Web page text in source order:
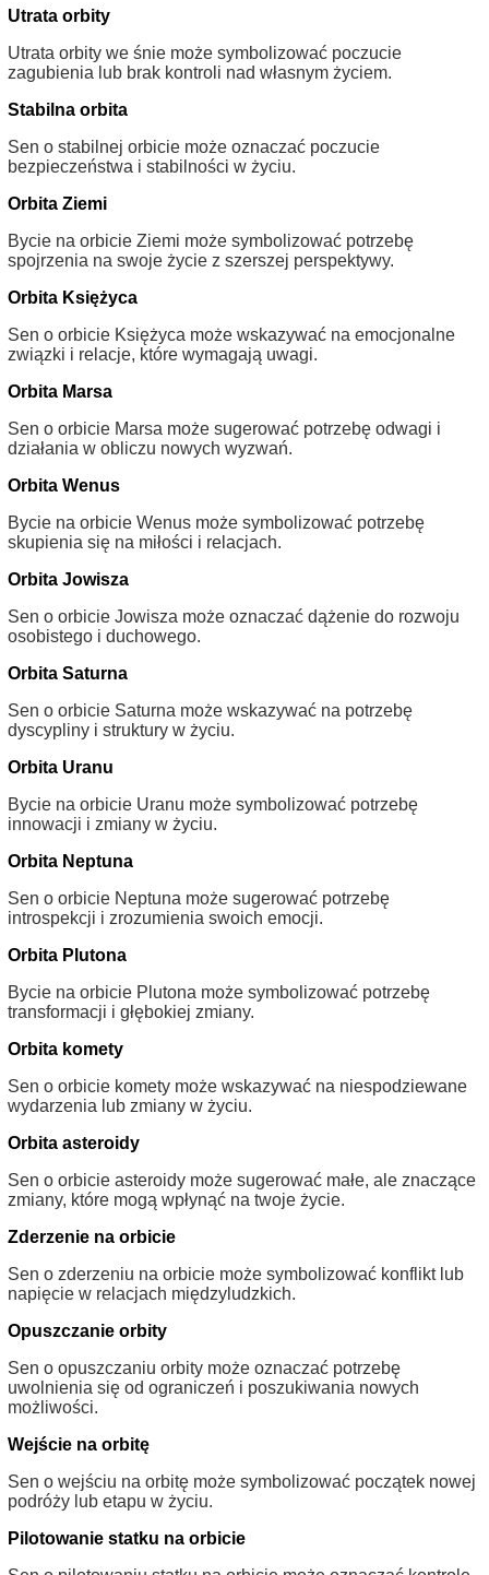
Utrata orbity
Utrata orbity we śnie może symbolizować poczucie
zagubienia lub brak kontroli nad własnym życiem.
Stabilna orbita
Sen o stabilnej orbicie może oznaczać poczucie
bezpieczeństwa i stabilności w życiu.
Orbita Ziemi
Bycie na orbicie Ziemi może symbolizować potrzebę
spojrzenia na swoje życie z szerszej perspektywy.
Orbita Księżyca
Sen o orbicie Księżyca może wskazywać na emocjonalne
związki i relacje, które wymagają uwagi.
Orbita Marsa
Sen o orbicie Marsa może sugerować potrzebę odwagi i
działania w obliczu nowych wyzwań.
Orbita Wenus
Bycie na orbicie Wenus może symbolizować potrzebę
skupienia się na miłości i relacjach.
Orbita Jowisza
Sen o orbicie Jowisza może oznaczać dążenie do rozwoju
osobistego i duchowego.
Orbita Saturna
Sen o orbicie Saturna może wskazywać na potrzebę
dyscypliny i struktury w życiu.
Orbita Uranu
Bycie na orbicie Uranu może symbolizować potrzebę
innowacji i zmiany w życiu.
Orbita Neptuna
Sen o orbicie Neptuna może sugerować potrzebę
introspekcji i zrozumienia swoich emocji.
Orbita Plutona
Bycie na orbicie Plutona może symbolizować potrzebę
transformacji i głębokiej zmiany.
Orbita komety
Sen o orbicie komety może wskazywać na niespodziewane
wydarzenia lub zmiany w życiu.
Orbita asteroidy
Sen o orbicie asteroidy może sugerować małe, ale znaczące
zmiany, które mogą wpłynąć na twoje życie.
Zderzenie na orbicie
Sen o zderzeniu na orbicie może symbolizować konflikt lub
napięcie w relacjach międzyludzkich.
Opuszczanie orbity
Sen o opuszczaniu orbity może oznaczać potrzebę
uwolnienia się od ograniczeń i poszukiwania nowych
możliwości.
Wejście na orbitę
Sen o wejściu na orbitę może symbolizować początek nowej
podróży lub etapu w życiu.
Pilotowanie statku na orbicie